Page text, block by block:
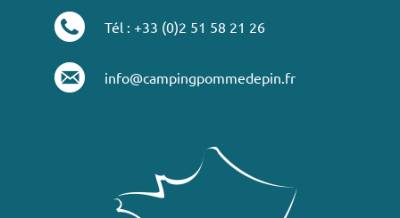
Tél : +33 (0)2 51 58 21 26
info@campingpommedepin.fr